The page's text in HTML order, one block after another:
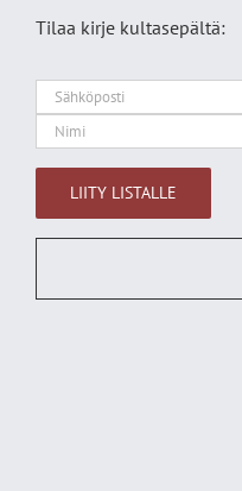
Tilaa kirje kultasepältä: